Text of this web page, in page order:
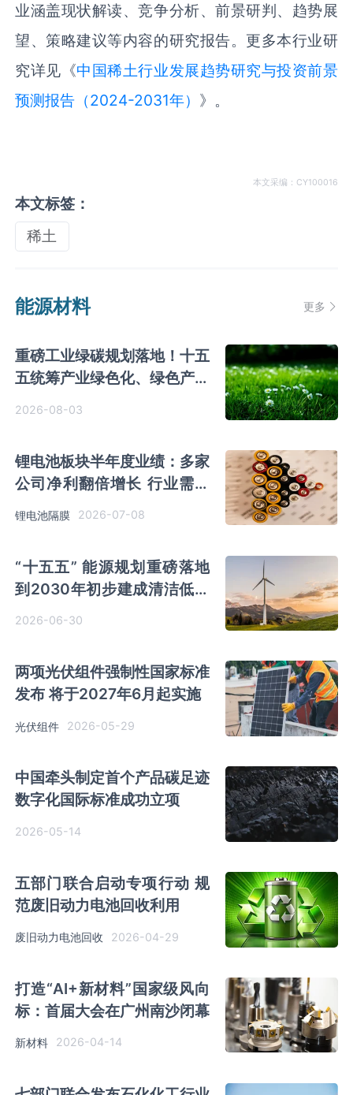
业涵盖现状解读、竞争分析、前景研判、趋势展
望、策略建议等内容的研究报告。更多本行业研
究详见《中国稀土行业发展趋势研究与投资前景
预测报告（2024-2031年） 》。
本文采编：CY100016
本文标签：
稀土
能源材料 更多
重磅工业绿碳规划落地！十五
五统筹产业绿色化、绿色产业
2026-08-03
锂电池板块半年度业绩：多家
公司净利翻倍增长 行业需求
有望再上新台阶
锂电池隔膜 2026-07-08
“十五五” 能源规划重磅落地
到2030年初步建成清洁低碳
2026-06-30
两项光伏组件强制性国家标准
发布 将于2027年6月起实施
光伏组件 2026-05-29
中国牵头制定首个产品碳足迹
数字化国际标准成功立项
2026-05-14
五部门联合启动专项行动 规
范废旧动力电池回收利用
废旧动力电池回收 2026-04-29
打造“AI+新材料”国家级风向
标：首届大会在广州南沙闭幕
新材料 2026-04-14